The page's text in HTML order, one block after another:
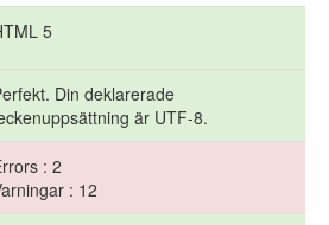
5
Din deklarerade
är UTF-8.
: 2
: 12